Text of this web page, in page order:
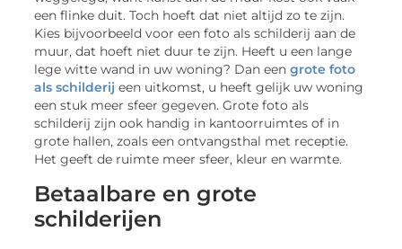
een flinke duit. Toch hoeft dat niet altijd zo te zijn.
Kies bijvoorbeeld voor een foto als schilderij aan de
muur, dat hoeft niet duur te zijn. Heeft u een lange
lege witte wand in uw woning? Dan eengrote foto
als schilderij een uitkomst, u heeft gelijk uw woning
een stuk meer sfeer gegeven. Grote foto als
schilderij zijn ook handig in kantoorruimtes of in
grote hallen, zoals een ontvangsthal met receptie.
Het geeft de ruimte meer sfeer, kleur en warmte.
Betaalbare en grote
schilderijen